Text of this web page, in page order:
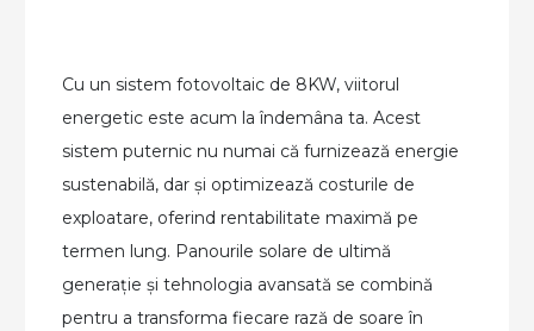
Cu un sistem fotovoltaic de 8KW, viitorul
energetic este acum la îndemâna ta. Acest
sistem puternic nu numai că furnizează energie
sustenabilă, dar și optimizează costurile de
exploatare, oferind rentabilitate maximă pe
termen lung. Panourile solare de ultimă
generație și tehnologia avansată se combină
pentru a transforma fiecare rază de soare în